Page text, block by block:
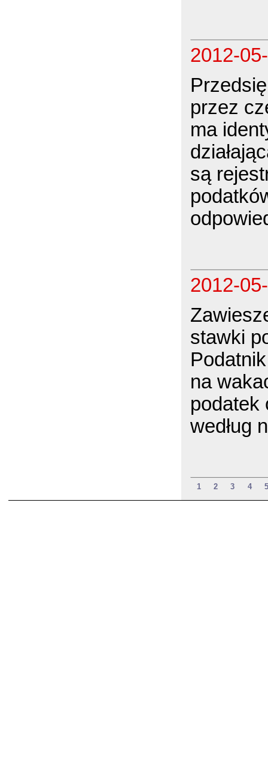
2012-
przez
ma
są
2012-
stawki
na
podatek
według
1 2 3 4 5